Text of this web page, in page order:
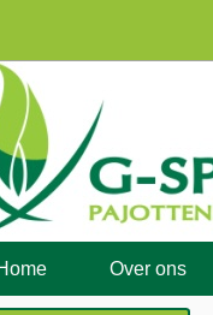
Over ons